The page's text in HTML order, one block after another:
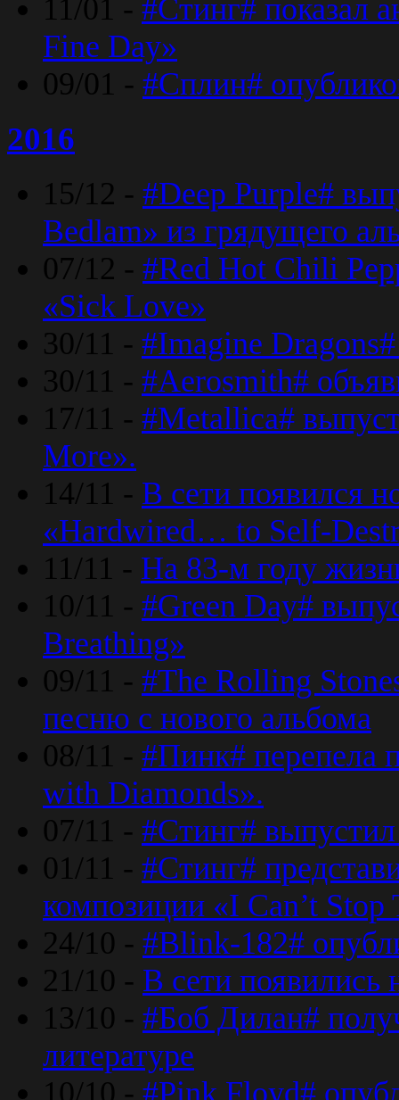
11/01 - #Стинг# показал
Fine Day»
09/01 - #Сплин#
2016
15/12 - #Deep Purple#
Bedlam» из грядущего
07/12 - #Red Hot Chili
«Sick Love»
30/11 - #Imagine
30/11 - #Aerosmith#
17/11 - #Metallica#
More».
14/11 - В сети появился
«Hardwired… to Self-
11/11 - На 83-м году
10/11 - #Green Day#
Breathing»
09/11 - #The Rolling
песню с нового альбома
08/11 - #Пинк# перепела
with Diamonds».
07/11 - #Стинг#
01/11 - #Стинг#
композиции «I Can’t
24/10 - #Blink-182#
21/10 - В сети появились
13/10 - #Боб Дилан#
литературе
10/10 - #Pink Floyd#